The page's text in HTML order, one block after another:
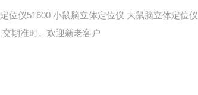
位仪51600 小鼠脑立体定位仪 大鼠脑立体定位仪
期准时。欢迎新老客户